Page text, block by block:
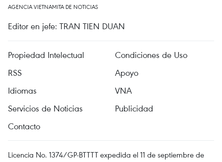
AGENCIA VIETNAMITA DE NOTICIAS
Editor en jefe: TRAN TIEN DUAN
Propiedad Intelectual
Condiciones de Uso
RSS
Apoyo
Idiomas
VNA
Servicios de Noticias
Publicidad
Contacto
Licencia No. 1374/GP-BTTTT expedida el 11 de septiembre de